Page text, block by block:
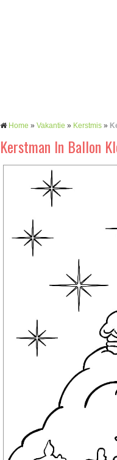
Home » Vakantie » Kerstmis »
Kerstman In Ballon